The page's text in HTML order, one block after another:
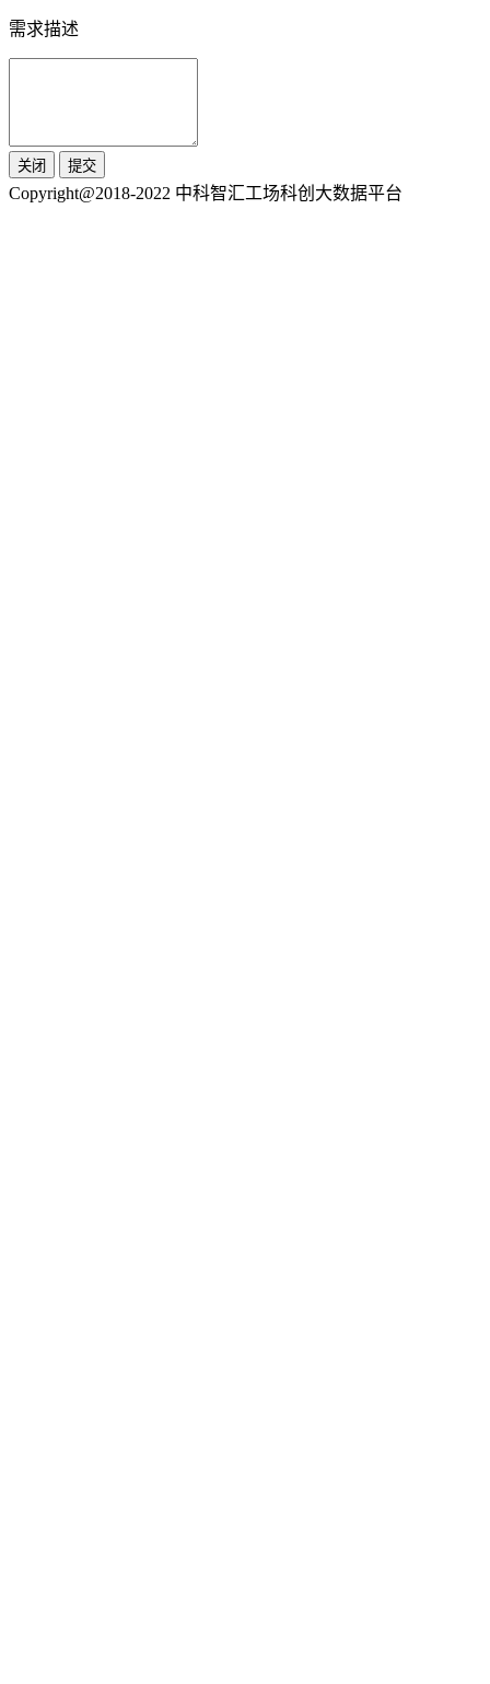
需求描述
关闭 提交
Copyright@2018-2022 中科智汇工场科创大数据平台